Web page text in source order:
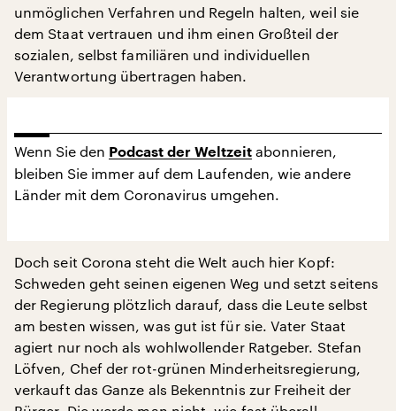
unmöglichen Verfahren und Regeln halten, weil sie
dem Staat vertrauen und ihm einen Großteil der
sozialen, selbst familiären und individuellen
Verantwortung übertragen haben.
Wenn Sie den Podcast der Weltzeit abonnieren,
bleiben Sie immer auf dem Laufenden, wie andere
Länder mit dem Coronavirus umgehen.
Doch seit Corona steht die Welt auch hier Kopf:
Schweden geht seinen eigenen Weg und setzt seitens
der Regierung plötzlich darauf, dass die Leute selbst
am besten wissen, was gut ist für sie. Vater Staat
agiert nur noch als wohlwollender Ratgeber. Stefan
Löfven, Chef der rot-grünen Minderheitsregierung,
verkauft das Ganze als Bekenntnis zur Freiheit der